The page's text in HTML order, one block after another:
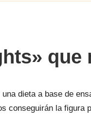
que
una dieta a base de
conseguirán la figura